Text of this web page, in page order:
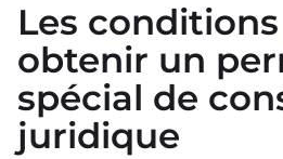
Les
obtenir un
spécial de
juridique